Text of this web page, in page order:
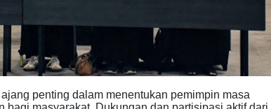
penting dalam menentukan pemimpin masa